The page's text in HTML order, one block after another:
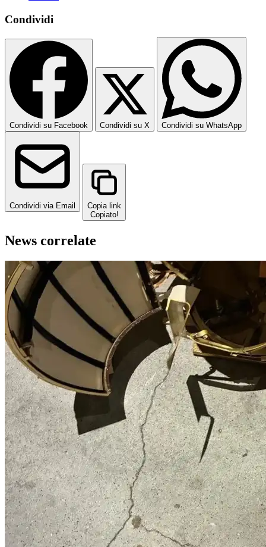
Condividi
Condividi su Facebook Condividi su X Condividi su WhatsApp
Condividi via Email
Copia link
Copiato!
News correlate